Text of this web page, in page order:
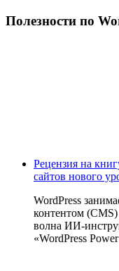
Полезности по
Рецензия на
сайтов нового
WordPress
контентом
волна
«WordPress